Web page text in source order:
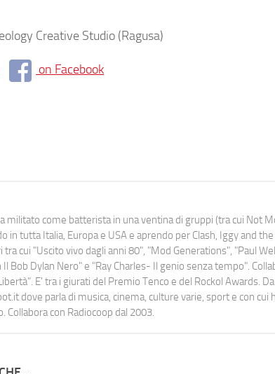
Creative Studio (Ragusa)
on Facebook
militato come batterista in una ventina di gruppi (tra cui Not
in tutta Italia, Europa e USA e aprendo per Clash, Iggy and
cui "Uscito vivo dagli anni 80", "Mod Generations", "Paul
Bob Dylan Nero" e "Ray Charles- Il genio senza tempo".
E' tra i giurati del Premio Tenco e del Rockol Awards.
dove parla di musica, cinema, culture varie, sport e con
con Radiocoop dal 2003.